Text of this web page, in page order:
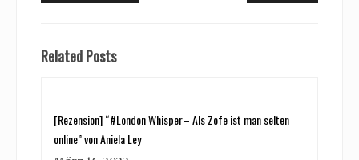
Related Posts
[Rezension] “#London Whisper– Als Zofe ist man selten
online” von Aniela Ley